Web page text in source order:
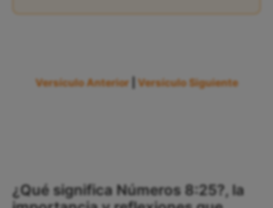
Versículo Anterior Versículo Siguiente
¿Qué significa Números 8:25?, la